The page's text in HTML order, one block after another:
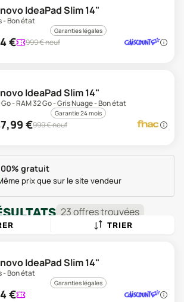
IdeaPad Slim 14"
- Bon état
Garanties légales
€ 999€ neuf
IdeaPad Slim 14"
Go - RAM 32 Go - Gris Nuage - Bon état
Garantie 24 mois
€999€ neuf
gratuit
prix que sur le site vendeur
23offrestrouvées
TRIER
IdeaPad Slim 14"
- Bon état
Garanties légales
€